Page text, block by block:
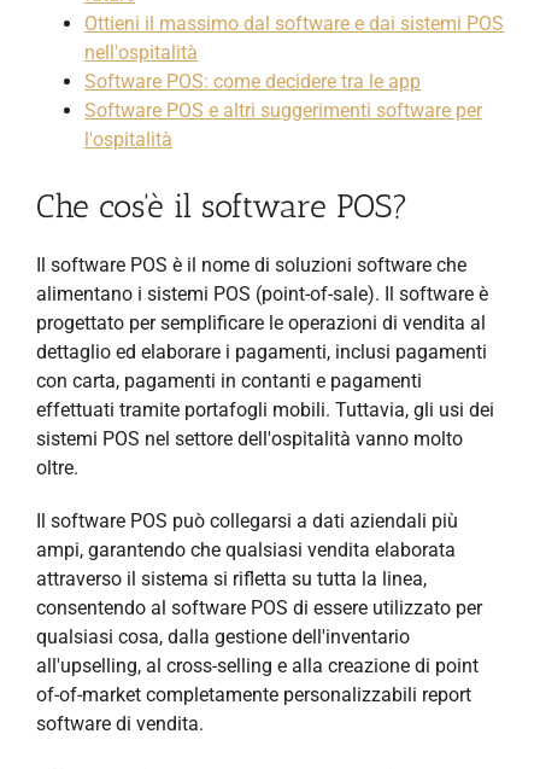
Ottieni il massimo dal software e dai sistemi POS
nell'ospitalità
Software POS: come decidere tra le app
Software POS e altri suggerimenti software per
l'ospitalità
Che cos'è il software POS?
Il software POS è il nome di soluzioni software che
alimentano i sistemi POS (point-of-sale). Il software è
progettato per semplificare le operazioni di vendita al
dettaglio ed elaborare i pagamenti, inclusi pagamenti
con carta, pagamenti in contanti e pagamenti
effettuati tramite portafogli mobili. Tuttavia, gli usi dei
sistemi POS nel settore dell'ospitalità vanno molto
oltre.
Il software POS può collegarsi a dati aziendali più
ampi, garantendo che qualsiasi vendita elaborata
attraverso il sistema si rifletta su tutta la linea,
consentendo al software POS di essere utilizzato per
qualsiasi cosa, dalla gestione dell'inventario
all'upselling, al cross-selling e alla creazione di point
of-of-market completamente personalizzabili report
software di vendita.